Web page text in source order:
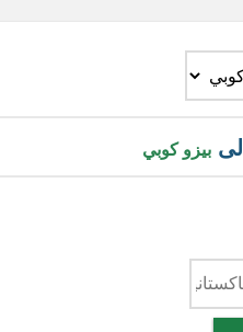
إلىبيزو كوبي